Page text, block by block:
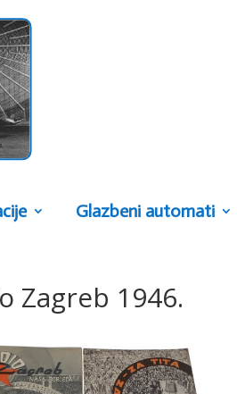
Glazbeni automati
Zagreb 1946.